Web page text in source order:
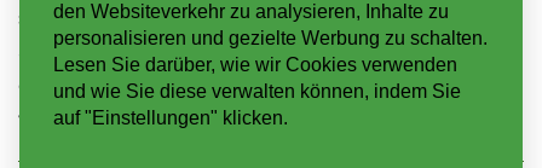
so zusammengestellt, dass Sie automatisch alles in
ausreichender Menge erhalten. Handelt es sich um
ein relativ großes Flachdach, dann sparen Sie
vielleicht mit unseremPalettenrabatt
den Websiteverkehr zu analysieren, Inhalte zu
personalisieren und gezielte Werbung zu schalten.
Lesen Sie darüber, wie wir Cookies verwenden
und wie Sie diese verwalten können, indem Sie
auf "Einstellungen" klicken.